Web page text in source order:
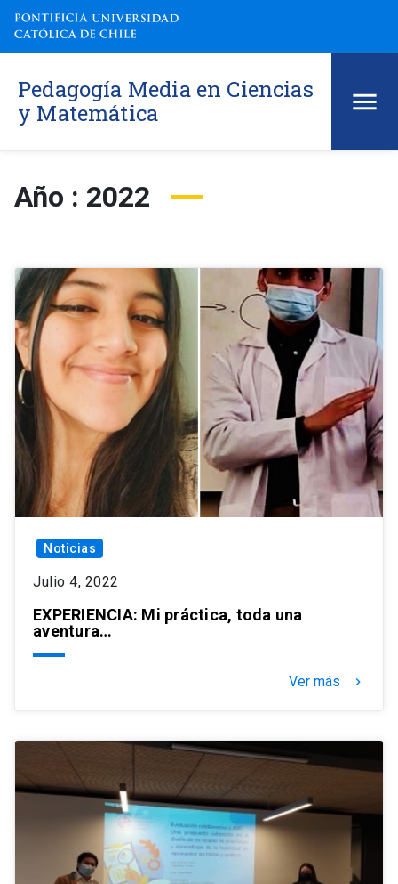
Pedagogía Media en Ciencias
y Matemática
Año : 2022
Noticias
Julio 4, 2022
EXPERIENCIA: Mi práctica, toda una
aventura…
Ver más keyboard_arrow_right